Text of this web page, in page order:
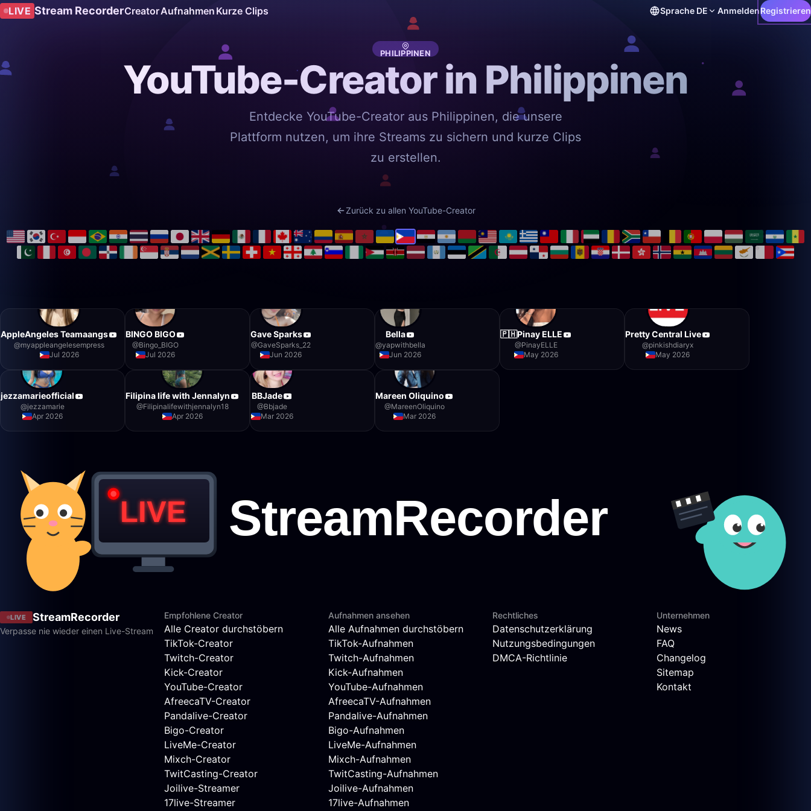
LIVE Stream RecorderCreatorAufnahmen Kurze Clips Sprache DE AnmeldenRegistrieren
PHILIPPINEN
YouTube-Creator in Philippinen
Entdecke YouTube-Creator aus Philippinen, die unsere
Plattform nutzen, um ihre Streams zu sichern und kurze Clips
zu erstellen.
Zurück zu allen YouTube-Creator
AppleAngeles Teamaangs
@myappleangelesempress
Jul 2026
BINGO BIGO
@Bingo_BIGO
Jul 2026
Gave Sparks
@GaveSparks_22
Jun 2026
Bella
@yapwithbella
Jun 2026
🇵🇭Pinay ELLE
@PinayELLE
May 2026
Pretty Central Live
@pinkishdiaryx
May 2026
jezzamarieofficial
@jezzamarie
Apr 2026
Filipina life with Jennalyn
@Filipinalifewithjennalyn18
Apr 2026
BBJade
@Bbjade
Mar 2026
Mareen Oliquino
@MareenOliquino
Mar 2026
LIVE StreamRecorder
Verpasse nie wieder einen Live-Stream
Empfohlene Creator
Alle Creator durchstöbern
TikTok-Creator
Twitch-Creator
Kick-Creator
YouTube-Creator
AfreecaTV-Creator
Pandalive-Creator
Bigo-Creator
LiveMe-Creator
Mixch-Creator
TwitCasting-Creator
Joilive-Streamer
17live-Streamer
Aufnahmen ansehen
Alle Aufnahmen durchstöbern
TikTok-Aufnahmen
Twitch-Aufnahmen
Kick-Aufnahmen
YouTube-Aufnahmen
AfreecaTV-Aufnahmen
Pandalive-Aufnahmen
Bigo-Aufnahmen
LiveMe-Aufnahmen
Mixch-Aufnahmen
TwitCasting-Aufnahmen
Joilive-Aufnahmen
17live-Aufnahmen
Rechtliches
Datenschutzerklärung
Nutzungsbedingungen
DMCA-Richtlinie
Unternehmen
News
FAQ
Changelog
Sitemap
Kontakt